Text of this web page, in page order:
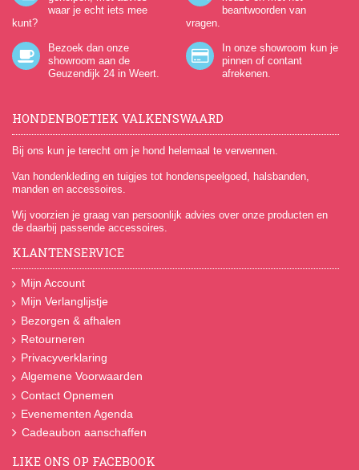
waar je echt iets mee
kunt?
beantwoorden van
vragen.
Bezoek dan onze
showroom aan de
Geuzendijk 24 in Weert.
In onze showroom kun je
pinnen of contant
afrekenen.
HONDENBOETIEK VALKENSWAARD
Bij ons kun je terecht om je hond helemaal te verwennen.
Van hondenkleding en tuigjes tot hondenspeelgoed, halsbanden,
manden en accessoires.
Wij voorzien je graag van persoonlijk advies over onze producten en
de daarbij passende accessoires.
KLANTENSERVICE
Mijn Account
Mijn Verlanglijstje
Bezorgen & afhalen
Retourneren
Privacyverklaring
Algemene Voorwaarden
Contact Opnemen
Evenementen Agenda
Cadeaubon aanschaffen
LIKE ONS OP FACEBOOK